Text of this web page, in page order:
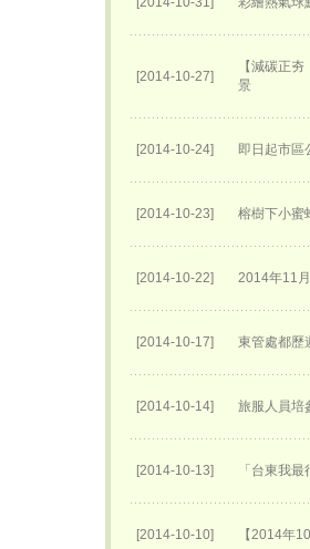
[2014-10-27]
【減碳正
景
[2014-10-24] 即日起市區
[2014-10-23] 榕樹下小蜜
[2014-10-22] 2014年11
[2014-10-17] 東管處都歷
[2014-10-14] 旅服人員培
[2014-10-13] 「台東我
[2014-10-10] 【2014年